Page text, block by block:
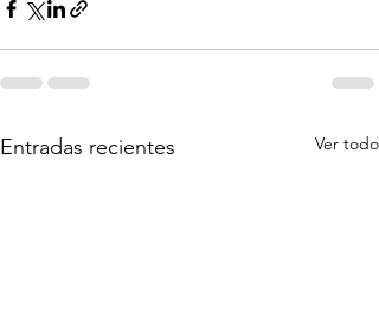
Entradas recientes Ver todo